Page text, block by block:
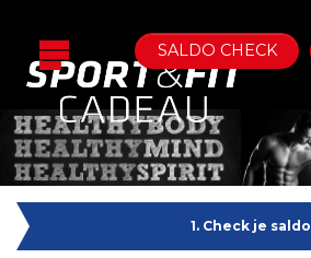
SALDO CHECK
1. Check je saldo